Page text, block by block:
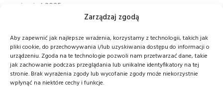
Zarządzaj zgodą
Aby zapewnić jak najlepsze wrażenia, korzystamy z technologii, takich jak
pliki cookie, do przechowywania i/lub uzyskiwania dostępu do informacji o
urządzeniu. Zgoda na te technologie pozwoli nam przetwarzać dane, takie
jak zachowanie podczas przeglądania lub unikalne identyfikatory na tej
stronie. Brak wyrażenia zgody lub wycofanie zgody może niekorzystnie
wpłynąć na niektóre cechy i funkcje.
sierpień 2025
czerwiec 2025
maj 2025
kwiecień 2025
marzec 2025